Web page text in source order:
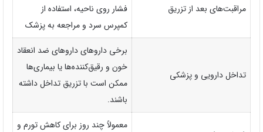
مراقبت‌های بعد از تزریق
فشار روی ناحیه، استفاده از
کمپرس سرد و مراجعه به پزشک
تداخل دارویی و پزشکی
برخی داروهای داروهای ضد انعقاد
خون و رقیق‌کننده‌ها یا بیماری‌ها
ممکن است با تزریق تداخل داشته
باشند.
معمولاً چند روز برای کاهش تورم و